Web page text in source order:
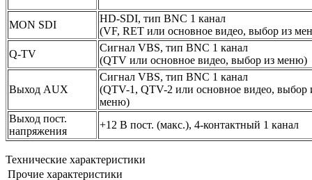
MON SDI
HD-SDI, тип BNC 1 канал
(VF, RET или основное видео, выбор из
Q-TV
Сигнал VBS, тип BNC 1 канал
(QTV или основное видео, выбор из меню)
Выход AUX
Сигнал VBS, тип BNC 1 канал
(QTV-1, QTV-2 или основное видео, выбор
меню)
Выход пост.
напряжения
+12 В пост. (макс.), 4-контактный 1 канал
Технические характеристики
Прочие характеристики